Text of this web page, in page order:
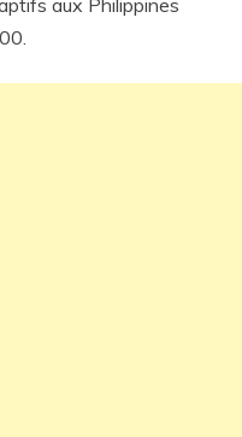
aux Philippines